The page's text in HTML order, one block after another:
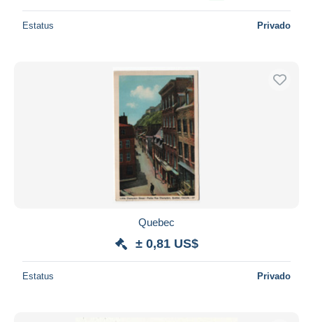
Estatus Privado
Quebec
± 0,81 US$
Estatus Privado